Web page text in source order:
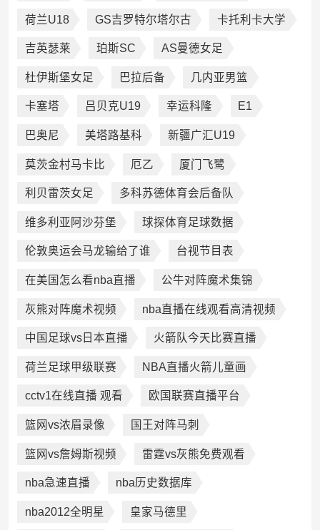
荷兰U18 GS吉罗特尔塔尔古 卡托利卡大学
吉英瑟莱 珀斯SC AS曼德女足
杜伊斯堡女足 巴拉后备 几内亚男篮
卡塞塔 吕贝克U19 幸运科隆 E1
巴奥尼 美塔路基科 新疆广汇U19
莫茨金村马卡比 厄乙 厦门飞鹭
利贝雷茨女足 多科苏德体育会后备队
维多利亚阿沙芬堡 球探体育足球数据
伦敦奥运会马龙输给了谁 台视节目表
在美国怎么看nba直播 公牛对阵魔术集锦
灰熊对阵魔术视频 nba直播在线观看高清视频
中国足球vs日本直播 火箭队今天比赛直播
荷兰足球甲级联赛 NBA直播火箭儿童画
cctv1在线直播 观看 欧国联赛直播平台
篮网vs浓眉录像 国王对阵马刺
篮网vs詹姆斯视频 雷霆vs灰熊免费观看
nba急速直播 nba历史数据库
nba2012全明星 皇家马德里